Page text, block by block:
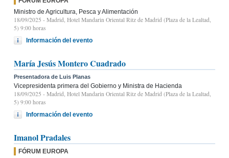
Ministro de Agricultura, Pesca y Alimentación
18/09/2025 - Madrid, Hotel Mandarin Oriental Ritz de Madrid (Plaza de la Lealtad,
5) 9:00 horas
Información del evento
María Jesús Montero Cuadrado
Presentadora de Luis Planas
Vicepresidenta primera del Gobierno y Ministra de Hacienda
18/09/2025 - Madrid, Hotel Mandarin Oriental Ritz de Madrid (Plaza de la Lealtad,
5) 9:00 horas
Información del evento
Imanol Pradales
FÓRUM EUROPA